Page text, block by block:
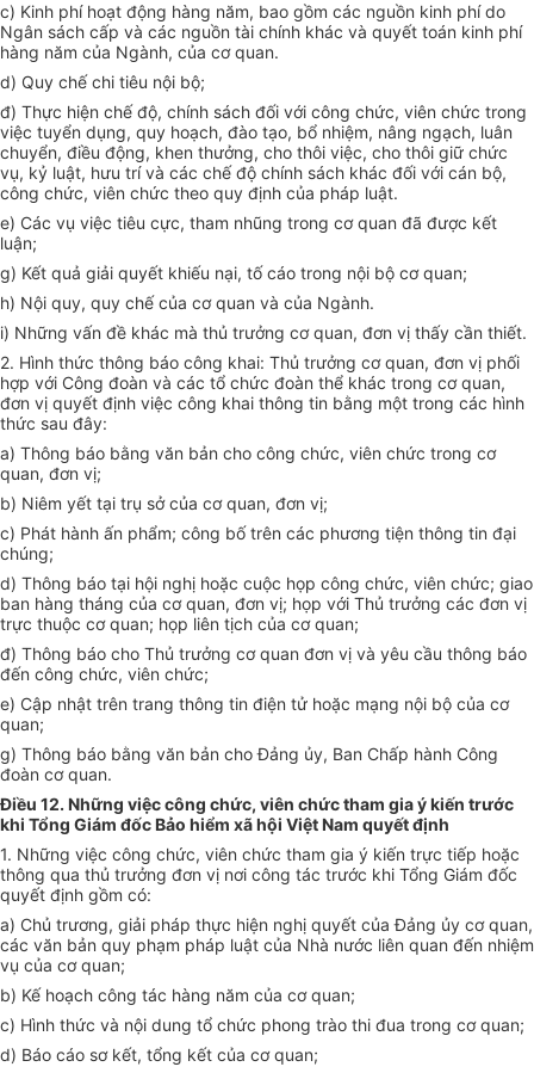
c) Kinh phí hoạt động hàng năm, bao gồm các nguồn kinh phí do
Ngân sách cấp và các nguồn tài chính khác và quyết toán kinh phí
hàng năm của Ngành, của cơ quan.
d) Quy chế chi tiêu nội bộ;
đ) Thực hiện chế độ, chính sách đối với công chức, viên chức trong
việc tuyển dụng, quy hoạch, đào tạo, bổ nhiệm, nâng ngạch, luân
chuyển, điều động, khen thưởng, cho thôi việc, cho thôi giữ chức
vụ, kỷ luật, hưu trí và các chế độ chính sách khác đối với cán bộ,
công chức, viên chức theo quy định của pháp luật.
e) Các vụ việc tiêu cực, tham nhũng trong cơ quan đã được kết
luận;
g) Kết quả giải quyết khiếu nại, tố cáo trong nội bộ cơ quan;
h) Nội quy, quy chế của cơ quan và của Ngành.
i) Những vấn đề khác mà thủ trưởng cơ quan, đơn vị thấy cần thiết.
2. Hình thức thông báo công khai: Thủ trưởng cơ quan, đơn vị phối
hợp với Công đoàn và các tổ chức đoàn thể khác trong cơ quan,
đơn vị quyết định việc công khai thông tin bằng một trong các hình
thức sau đây:
a) Thông báo bằng văn bản cho công chức, viên chức trong cơ
quan, đơn vị;
b) Niêm yết tại trụ sở của cơ quan, đơn vị;
c) Phát hành ấn phẩm; công bố trên các phương tiện thông tin đại
chúng;
d) Thông báo tại hội nghị hoặc cuộc họp công chức, viên chức; giao
ban hàng tháng của cơ quan, đơn vị; họp với Thủ trưởng các đơn vị
trực thuộc cơ quan; họp liên tịch của cơ quan;
đ) Thông báo cho Thủ trưởng cơ quan đơn vị và yêu cầu thông báo
đến công chức, viên chức;
e) Cập nhật trên trang thông tin điện tử hoặc mạng nội bộ của cơ
quan;
g) Thông báo bằng văn bản cho Đảng ủy, Ban Chấp hành Công
đoàn cơ quan.
Điều 12. Những việc công chức, viên chức tham gia ý kiến trước
khi Tổng Giám đốc Bảo hiểm xã hội Việt Nam quyết định
1. Những việc công chức, viên chức tham gia ý kiến trực tiếp hoặc
thông qua thủ trưởng đơn vị nơi công tác trước khi Tổng Giám đốc
quyết định gồm có:
a) Chủ trương, giải pháp thực hiện nghị quyết của Đảng ủy cơ quan,
các văn bản quy phạm pháp luật của Nhà nước liên quan đến nhiệm
vụ của cơ quan;
b) Kế hoạch công tác hàng năm của cơ quan;
c) Hình thức và nội dung tổ chức phong trào thi đua trong cơ quan;
d) Báo cáo sơ kết, tổng kết của cơ quan;